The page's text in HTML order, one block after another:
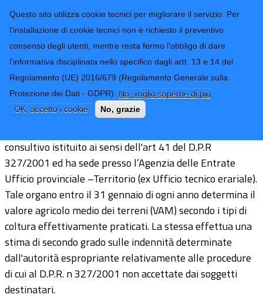
Questo sito utilizza cookie tecnici per migliorare il servizio. Per
l'installazione di cookie tecnici non è richiesto il preventivo
consenso degli utenti, mentre resta fermo l'obbligo di dare
l'informativa disciplinata nello specifico dagli artt. 13 e 14 del
Regolamento (UE) 2016/679 (Regolamento Generale sulla
Protezione dei Dati - GDPR). No, voglio saperne di più
OK, accetto i cookie
No, grazie
Provincia di
Imperia
CONTATTI-URP
TRASPARENZA
Form di ricerca
Commissione provinciale espropri
consultivo istituito ai sensi dell'art 41 del D.P.R
327/2001 ed ha sede presso l’Agenzia delle Entrate
Ufficio provinciale –Territorio (ex Ufficio tecnico erariale).
Tale organo entro il 31 gennaio di ogni anno determina il
valore agricolo medio dei terreni (VAM) secondo i tipi di
coltura effettivamente praticati. La stessa effettua una
stima di secondo grado sulle indennità determinate
dall'autorità espropriante relativamente alle procedure
di cui al D.P.R. n 327/2001 non accettate dai soggetti
destinatari.